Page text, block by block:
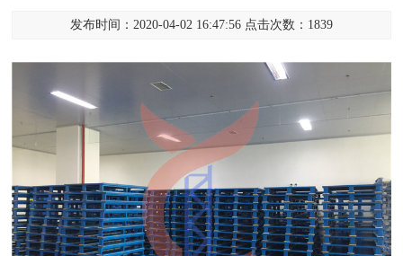
发布时间：2020-04-02 16:47:56 点击次数：1839